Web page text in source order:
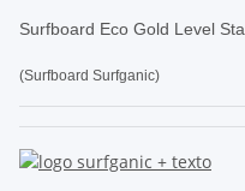
Surfboard Eco Gold Level
(Surfboard Surfganic)